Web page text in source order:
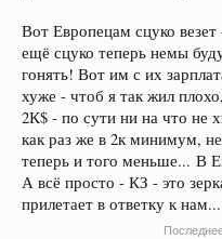
Вот Европецам сцуко
ещё сцуко теперь немы
гонять! Вот им с их
хуже - чтоб я так жил
2К$ - по сути ни на что не
как раз же в 2к минимум,
теперь и того меньше... В
А всё просто - КЗ - это
прилетает в ответку к нам...